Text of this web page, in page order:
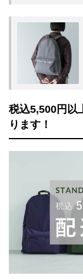
税込5,500円以
ります！